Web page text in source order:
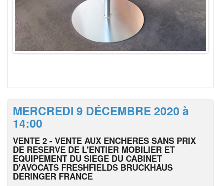
MERCREDI 9 DÉCEMBRE 2020 à
14:00
VENTE 2 - VENTE AUX ENCHERES SANS PRIX
DE RESERVE DE L'ENTIER MOBILIER ET
EQUIPEMENT DU SIEGE DU CABINET
D'AVOCATS FRESHFIELDS BRUCKHAUS
DERINGER FRANCE